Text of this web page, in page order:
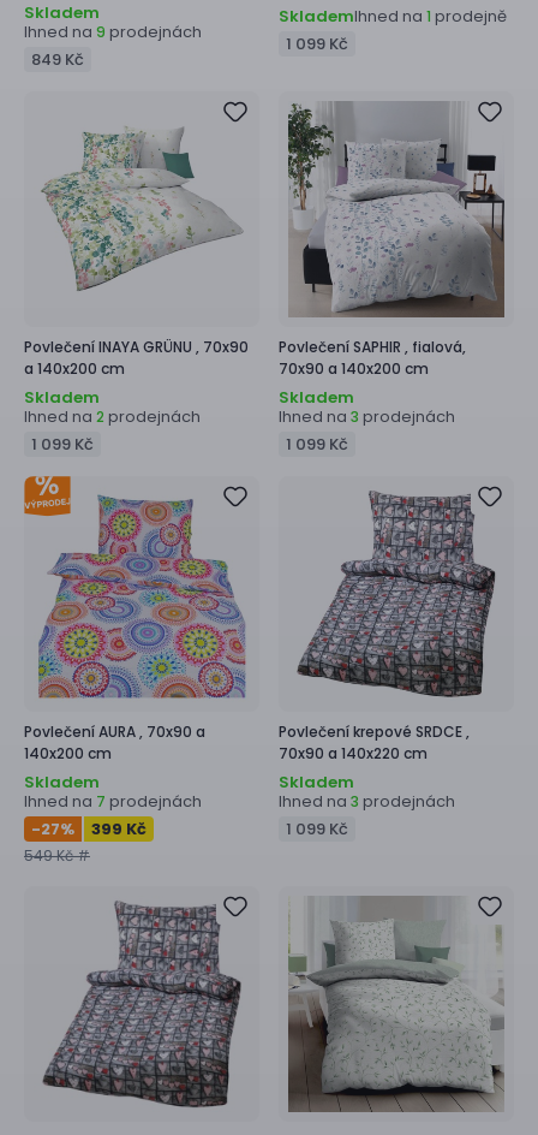
Skladem
Ihned na 9 prodejnách
849 Kč
SklademIhned na 1 prodejně
1 099 Kč
PovlečeníINAYA GRÜNU , 70x90
a 140x200 cm
Skladem
Ihned na 2 prodejnách
1 099 Kč
PovlečeníSAPHIR , fialová,
70x90 a 140x200 cm
Skladem
Ihned na 3 prodejnách
1 099 Kč
PovlečeníAURA , 70x90 a
140x200 cm
Skladem
Ihned na 7 prodejnách
-27% 399 Kč
549 Kč #
Povlečení krepové SRDCE ,
70x90 a 140x220 cm
Skladem
Ihned na 3 prodejnách
1 099 Kč